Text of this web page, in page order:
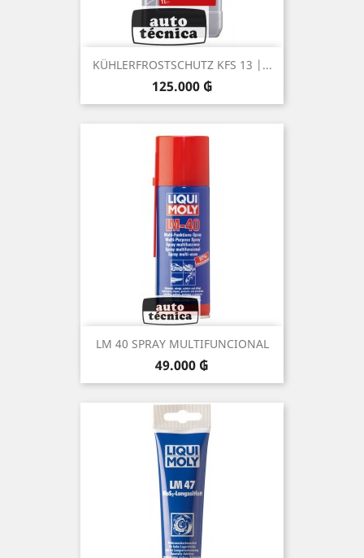
KÜHLERFROSTSCHUTZ KFS 13 |...
Precio
125.000 ₲
LM 40 SPRAY MULTIFUNCIONAL
Precio
49.000 ₲